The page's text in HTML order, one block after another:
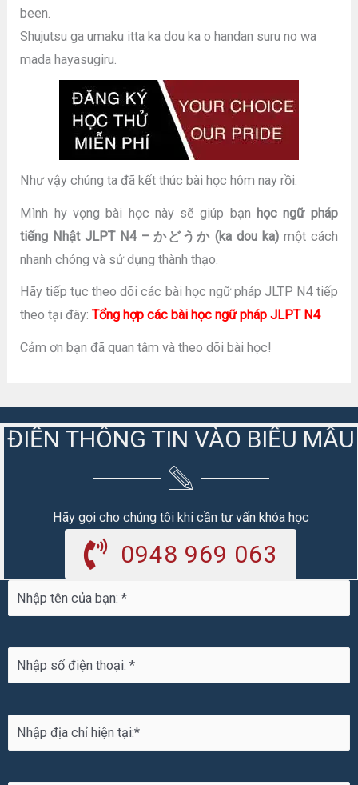
been.
Shujutsu ga umaku itta ka dou ka o handan suru no wa
mada hayasugiru.
Như vậy chúng ta đã kết thúc bài học hôm nay rồi.
Mình hy vọng bài học này sẽ giúp bạn học ngữ pháp
tiếng Nhật JLPT N4 – かどうか (ka dou ka) một cách
nhanh chóng và sử dụng thành thạo.
Hãy tiếp tục theo dõi các bài học ngữ pháp JLTP N4 tiếp
theo tại đây:Tổng hợp các bài học ngữ pháp JLPT N4
Cảm ơn bạn đã quan tâm và theo dõi bài học!
ĐIỀN THÔNG TIN VÀO BIỂU MẪU
Hãy gọi cho chúng tôi khi cần tư vấn khóa học
0948 969 063